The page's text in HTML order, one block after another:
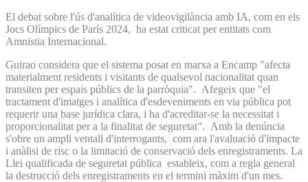
El debat sobre l'ús d'analítica de videovigilància amb IA, com en els
Jocs Olímpics de París 2024, ha estat criticat per entitats com
Amnistia Internacional.
Guirao considera que el sistema posat en marxa a Encamp "afecta
materialment residents i visitants de qualsevol nacionalitat quan
transiten per espais públics de la parròquia". Afegeix que "el
tractament d'imatges i analítica d'esdeveniments en via pública pot
requerir una base jurídica clara, i ha d'acreditar-se la necessitat i
proporcionalitat per a la finalitat de seguretat". Amb la denúncia
s'obre un ampli ventall d'interrogants, com ara l'avaluació d'impacte
i anàlisi de risc o la limitació de conservació dels enregistraments. La
Llei qualificada de seguretat pública estableix, com a regla general
la destrucció dels enregistraments en el termini màxim d'un mes.